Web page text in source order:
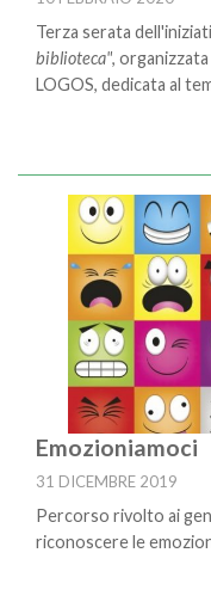
Terza serata
biblioteca",
LOGOS, dedicata al
Emozioniamoci
31 DICEMBRE 2019
Percorso rivolto ai
riconoscere le